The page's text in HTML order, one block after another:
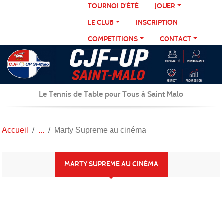
TOURNOI D'ÉTÉ
JOUER
LE CLUB
INSCRIPTION
COMPETITIONS
CONTACT
Le Tennis de Table pour Tous à Saint Malo
Accueil Marty Supreme au cinéma
MARTY SUPREME AU CINÉMA
Panneau de gestion des cookies